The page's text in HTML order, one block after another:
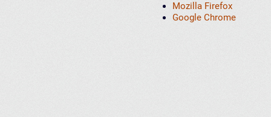
Mozilla Firefox
Google Chrome